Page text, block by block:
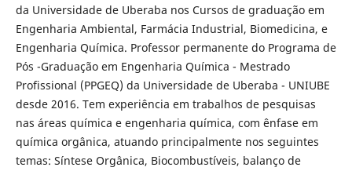
da Universidade de Uberaba nos Cursos de graduação em
Engenharia Ambiental, Farmácia Industrial, Biomedicina, e
Engenharia Química. Professor permanente do Programa de
Pós -Graduação em Engenharia Química - Mestrado
Profissional (PPGEQ) da Universidade de Uberaba - UNIUBE
desde 2016. Tem experiência em trabalhos de pesquisas
nas áreas química e engenharia química, com ênfase em
química orgânica, atuando principalmente nos seguintes
temas: Síntese Orgânica, Biocombustíveis, balanço de